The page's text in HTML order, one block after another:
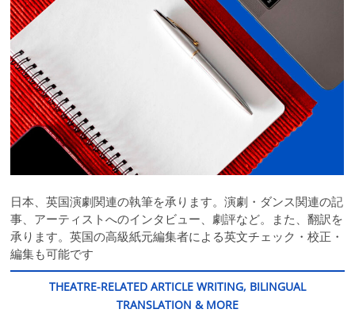
日本、英国演劇関連の執筆を承ります。演劇・ダンス関連の記
事、アーティストへのインタビュー、劇評など。また、翻訳を
承ります。英国の高級紙元編集者による英文チェック・校正・
編集も可能です
THEATRE-RELATED ARTICLE WRITING, BILINGUAL
TRANSLATION & MORE